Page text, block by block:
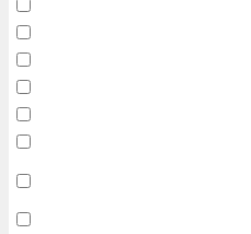
销售类
互联网/电子商务/游戏类
建筑装潢/市政建设类
通信/移动互联网/手机类
技工/维修类
综合技术类